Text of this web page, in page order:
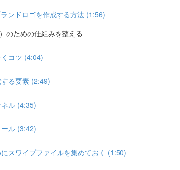
ンドロゴを作成する方法 (1:56)
のための仕組みを整える
コツ (4:04)
る要素 (2:49)
ル (4:35)
ル (3:42)
スワイプファイルを集めておく (1:50)